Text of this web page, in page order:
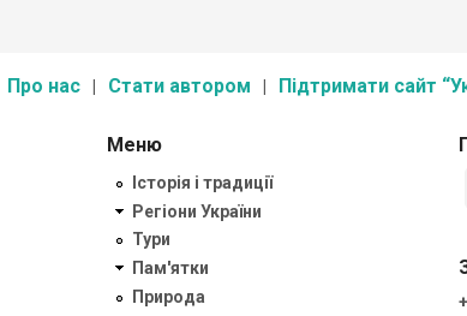
Про нас Стати автором Підтримати сайт
Меню
Історія і традиції
Регіони України
Тури
Пам'ятки
Природа